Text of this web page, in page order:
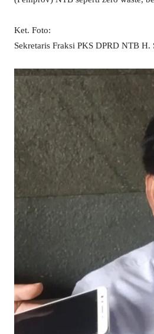
Ket. Foto:
Sekretaris Fraksi PKS DPRD NTB